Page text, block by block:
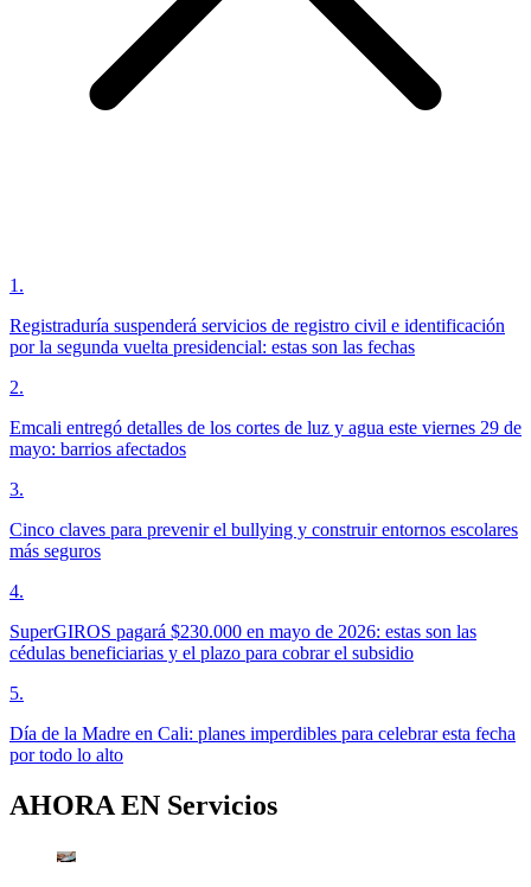
1 .
Registraduría suspenderá servicios de registro civil e identificación
por la segunda vuelta presidencial: estas son las fechas
2.
Emcali entregó detalles de los cortes de luz y agua este viernes 29 de
mayo: barrios afectados
3.
Cinco claves para prevenir el bullying y construir entornos escolares
más seguros
4.
SuperGIROS pagará $230.000 en mayo de 2026: estas son las
cédulas beneficiarias y el plazo para cobrar el subsidio
5.
Día de la Madre en Cali: planes imperdibles para celebrar esta fecha
por todo lo alto
AHORA EN Servicios